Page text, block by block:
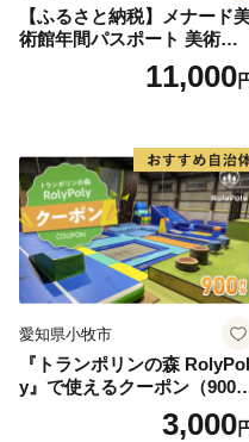
【ふるさと納税】メナード
術館年間パスポート 美術館
11,000
愛知県小牧市
『トランポリンの森 RolyPol
y』で使えるクーポン（900
3,000